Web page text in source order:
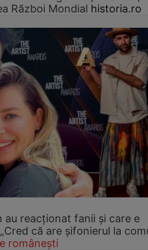
Război Mondial historia.ro
au reacționat fanii și care e
că are șifonierul la
românești